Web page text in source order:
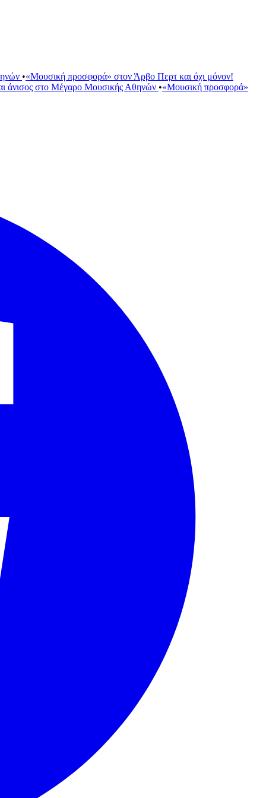
•«Μουσική προσφορά» στον Άρβο Περτ και όχι μόνον!
άνισος στο Μέγαρο Μουσικής Αθηνών •«Μουσική προσφορά»